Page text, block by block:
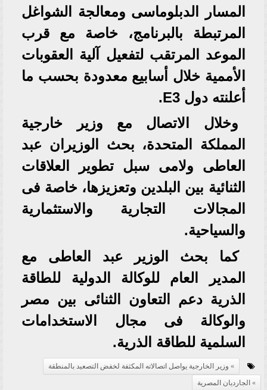
المسار الدبلوماسى ومعالجة الشواغل
المرتبطة بالبرنامج، خاصة مع قرب
الموعد المرتقب لتفعيل آلية العقوبات
الأممية خلال أسابيع معدودة بحسب ما
أعلنته دول E3.
وخلال الاتصال مع وزير خارجية
المملكة المتحدة، بحث الوزيران عبد
العاطى ولامى سبل تطوير العلاقات
الثنائية بين البلدين وتعزيزها، خاصة فى
المجالات التجارية والاستثمارية
والسياحية.
كما بحث الوزير عبد العاطى مع
المدير العام للوكالة الدولية للطاقة
الذرية دعم التعاون الثنائى بين مصر
والوكالة فى مجال الاستخدامات
السلمية للطاقة الذرية.
وزير الخارجية يواصل اتصالاته المكثفة لخفض التصعيد بالمنطقة
الجارديان المصرية